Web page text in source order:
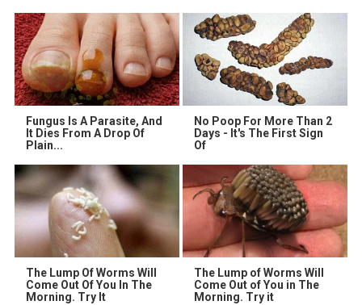
Fungus Is A Parasite, And
It Dies From A Drop Of
Plain...
No Poop For More Than 2
Days - It's The First Sign
Of
The Lump Of Worms Will
Come Out Of You In The
Morning. Try It
The Lump of Worms Will
Come Out of You in The
Morning. Try it